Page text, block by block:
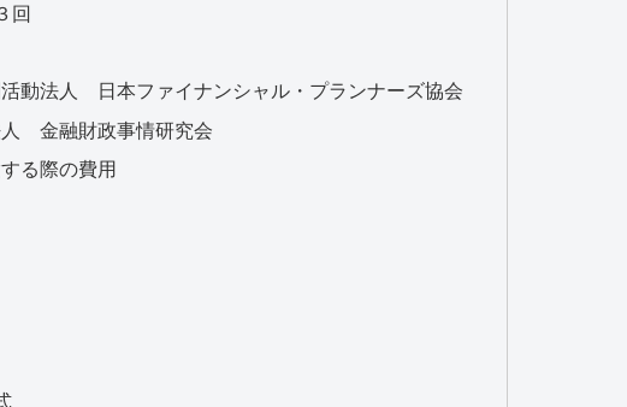
回
動法人 日本ファイナンシャル・プランナーズ協会
金融財政事情研究会
る際の費用